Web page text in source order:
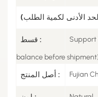
قسط : Support
balance before
أصل المنتج : Fujian